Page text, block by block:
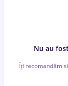
Nu au
Îți recomandăm